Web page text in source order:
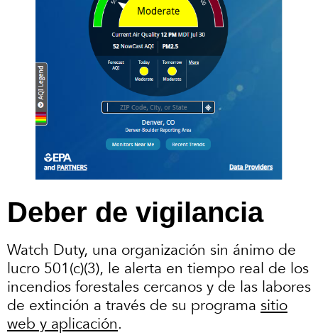
Deber de vigilancia
Watch Duty, una organización sin ánimo de
lucro 501(c)(3), le alerta en tiempo real de los
incendios forestales cercanos y de las labores
de extinción a través de su programa sitio
web y aplicación.